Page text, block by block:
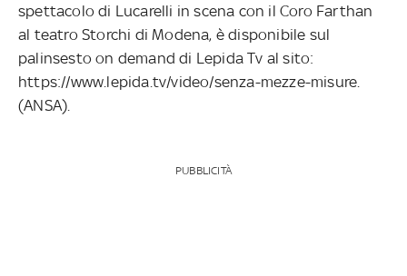
spettacolo di Lucarelli in scena con il Coro Farthan
al teatro Storchi di Modena, è disponibile sul
palinsesto on demand di Lepida Tv al sito:
https://www.lepida.tv/video/senza-mezze-misure.
(ANSA).
PUBBLICITÀ